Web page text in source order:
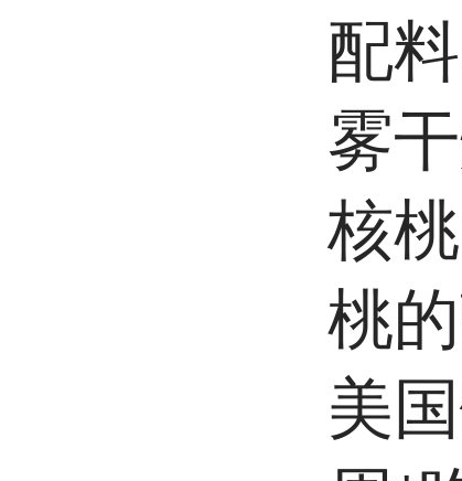
配
雾
核桃
桃
美